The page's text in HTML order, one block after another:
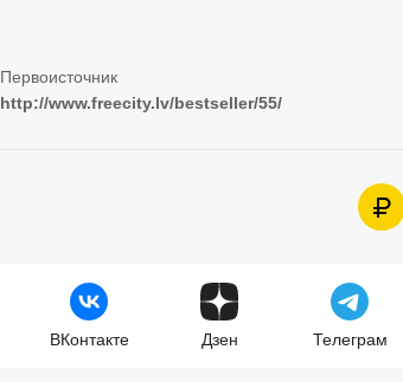
http://www.freecity.lv/bestseller/55/
ВКонтакте Дзен Телеграм